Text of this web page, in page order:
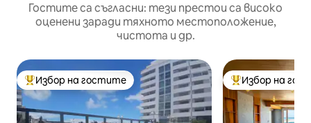
Гостите са съгласни: тези престои са високо
оценени заради тяхното местоположение,
чистота и др.
Най-популярен избор на гостите
Избор на гостите Най-популярен
Избор на